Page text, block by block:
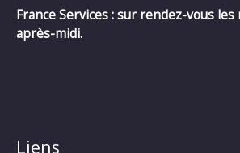
France Services : sur rendez-vous
après-midi.
Liens